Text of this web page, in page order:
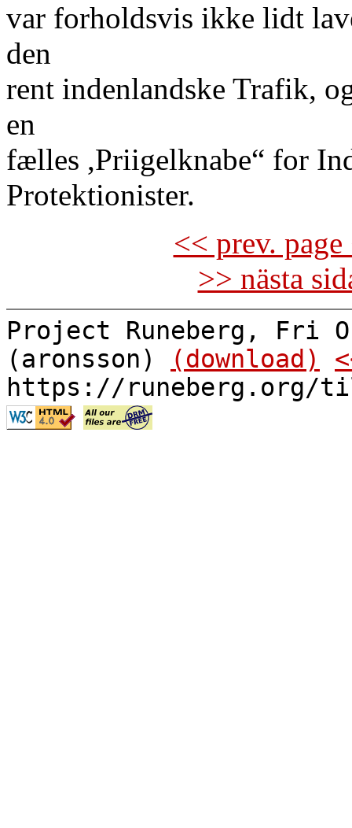
var forholdsvis ikke lidt
den
rent indenlandske Trafik,
en
fælles ,Priigelknabe“ for
Protektionister.
<< prev.
>> nästa
Project Runeberg, Fri
(aronsson)
(download)
https://runeberg.org/